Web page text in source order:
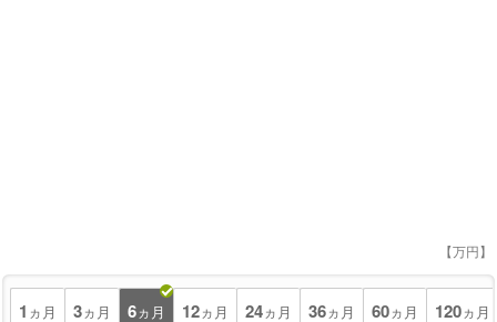
【万円】
1 ヵ月 3ヵ月 6ヵ月 12ヵ月 24ヵ月 36ヵ月 60ヵ月 120ヵ月